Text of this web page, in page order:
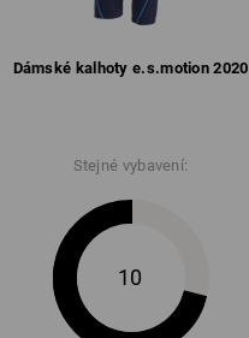
Dámské kalhoty e.s.​motion 2020
Stejné vybavení:
10